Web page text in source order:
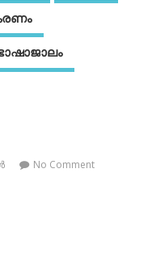
No Comment